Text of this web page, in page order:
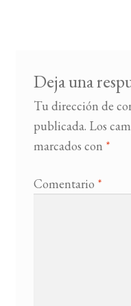
Deja una
Tu dirección de
publicada. Los
marcados con *
Comentario *